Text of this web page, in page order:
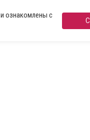
и ознакомлены с